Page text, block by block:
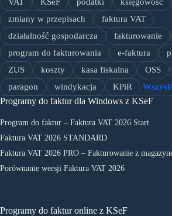
VAT KSeF podatki
księgowość
zmiany w przepisach
faktura VAT
działalność gospodarcza
fakturowanie
program do fakturowania
e-faktura
ZUS
koszty kasa fiskalna OSS
paragon
windykacja KPiR
Programy do faktur dla Windows z KSeF
Program do faktur – Faktura VAT 2026 Start
Faktura VAT 2026 STANDARD
Faktura VAT 2026 PRO – Fakturowanie z
Porównanie wersji Faktura VAT 2026
Programy do faktur online z KSeF